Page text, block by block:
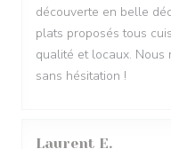
découverte en belle
plats proposés tous
qualité et locaux. Nous
sans hésitation !
Laurent E